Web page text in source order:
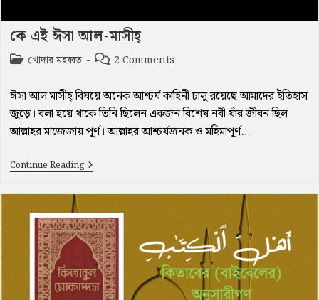
কে এই ঈসা আল-মাসীহ্‌
Postখোদার মহব্বত
Post 2 Comments
ঈসা আল মাসীহ্‌ বিষয়ে অনেক আশ্চর্য কাহিনী চালু রয়েছে আমাদের ইতিহাস
জুড়ে। বলা হয়ে থাকে তিনি ছিলেন একজন বিশেষ নবী যাঁর জীবন ছিল
আল্লাহর মাজেজায় পূর্ণ। আল্লাহর আশ্চর্যজনক ও মহিমাপূর্ণ…
Continue Readingকে
এই
আল-
মাসীহ্‌